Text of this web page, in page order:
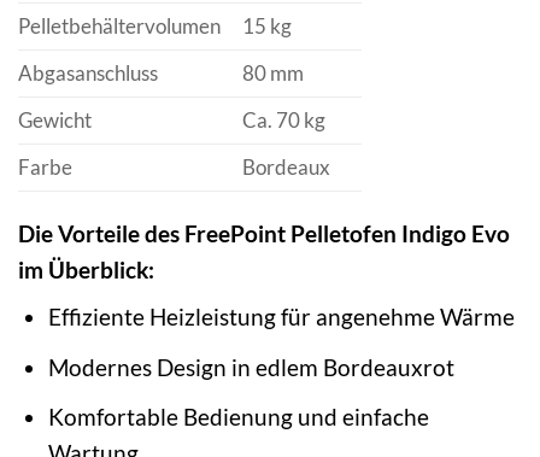
Pelletbehältervolumen
15 kg
Abgasanschluss
80 mm
Gewicht
Ca. 70 kg
Farbe
Bordeaux
Die Vorteile des FreePoint Pelletofen Indigo Evo
im Überblick:
Effiziente Heizleistung für angenehme Wärme
Modernes Design in edlem Bordeauxrot
Komfortable Bedienung und einfache